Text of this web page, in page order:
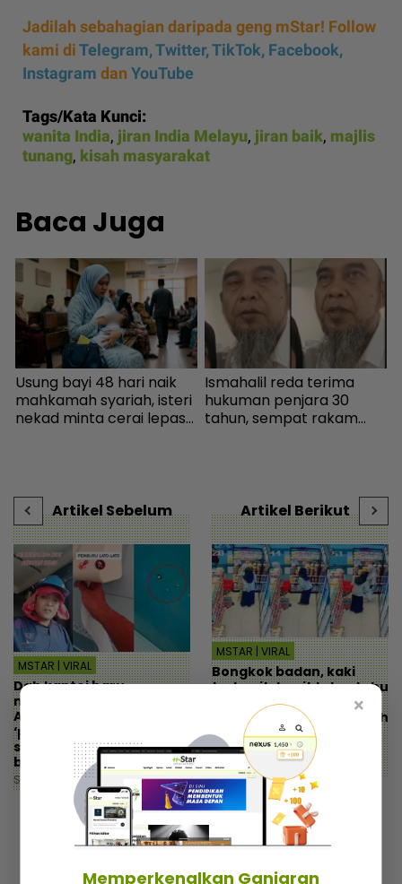
Jadilah sebahagian daripada geng mStar! Follow
kami diTelegram,Twitter,TikTok, Facebook,
Instagram dan YouTube
Tags/Kata Kunci:
wanita India, jiran India Melayu, jiran baik, majlis
tunang, kisah masyarakat
Baca Juga
Usung bayi 48 hari naik
mahkamah syariah, isteri
nekad minta cerai lepas
Ismahalil reda terima
hukuman penjara 30
tahun, sempat rakam
Artikel Sebelum
MSTAR | VIRAL
Dah kantoi baru
mengaku gaya manja!
Abang lori dedah
‘pemburu lato-lato’ suka
skodeng tandas awam,
bawa tisu tutup lubang
Sabtu, 03 Jun 2023 10:00 AM
Artikel Berikut
MSTAR | VIRAL
Bongkok badan, kaki
terkepit-kepit tahu-tahu
bau hancing! Gadis
kencing dalam kedai, dah
keluar sanggup masuk
balik
Jumaat, 02 Jun 2023 8:00 PM
×
Memperkenalkan Ganjaran